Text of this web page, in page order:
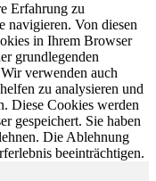
Erfahrung zu
navigieren. Von diesen
in Ihrem Browser
grundlegenden
verwenden auch
zu analysieren und
Diese Cookies werden
gespeichert. Sie haben
Die Ablehnung
beeinträchtigen.